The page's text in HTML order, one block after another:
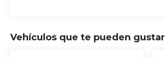
Vehículos que te pueden gustar